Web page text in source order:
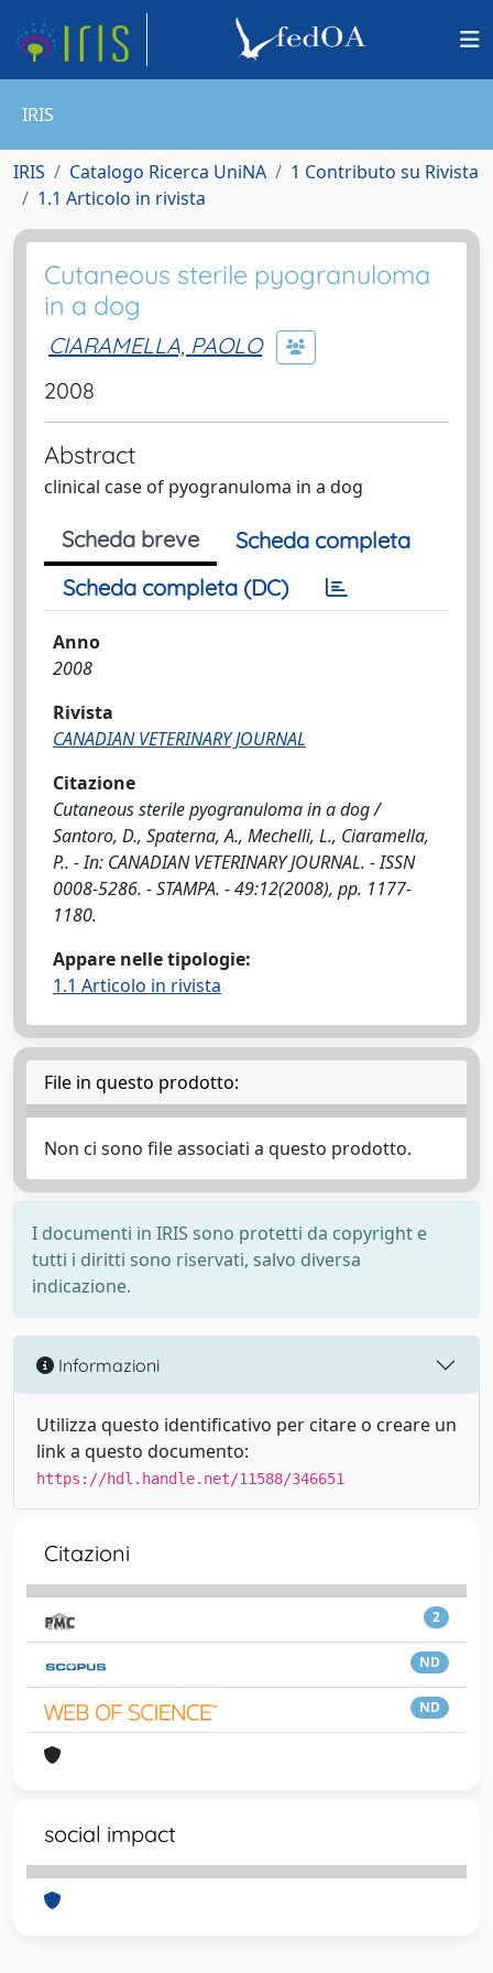
IRIS
IRIS Catalogo Ricerca UniNA
1 Contributo su Rivista
1.1 Articolo in rivista
Cutaneous sterile pyogranuloma
in a dog
CIARAMELLA, PAOLO
2008
Abstract
clinical case of pyogranuloma in a dog
Scheda breve
Scheda completa
Scheda completa (DC)
Anno
2008
Rivista
CANADIAN VETERINARY JOURNAL
Citazione
Cutaneous sterile pyogranuloma in a dog /
Santoro, D., Spaterna, A., Mechelli, L., Ciaramella,
P.. - In: CANADIAN VETERINARY JOURNAL. - ISSN
0008-5286. - STAMPA. - 49:12(2008), pp. 1177-
1180.
Appare nelle tipologie:
1.1 Articolo in rivista
File in questo prodotto:
Non ci sono file associati a questo prodotto.
I documenti in IRIS sono protetti da copyright e
tutti i diritti sono riservati, salvo diversa
indicazione.
Informazioni
Utilizza questo identificativo per citare o creare un
link a questo documento:
https://hdl.handle.net/11588/346651
Citazioni
2
ND
ND
social impact